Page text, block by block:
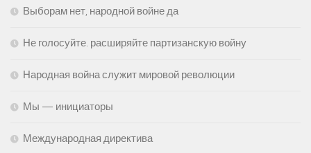
Выборам нет, народной войне да
Не голосуйте. расширяйте партизанскую войну
Народная война служит мировой революции
Мы — инициаторы
Международная директива